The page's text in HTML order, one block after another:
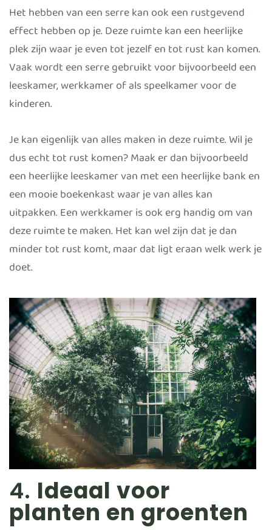
Het hebben van een serre kan ook een rustgevend
effect hebben op je. Deze ruimte kan een heerlijke
plek zijn waar je even tot jezelf en tot rust kan komen.
Vaak wordt een serre gebruikt voor bijvoorbeeld een
leeskamer, werkkamer of als speelkamer voor de
kinderen.
Je kan eigenlijk van alles maken in deze ruimte. Wil je
dus echt tot rust komen? Maak er dan bijvoorbeeld
een heerlijke leeskamer van met een heerlijke bank en
een mooie boekenkast waar je van alles kan
uitpakken. Een werkkamer is ook erg handig om van
deze ruimte te maken. Het kan wel zijn dat je dan
minder tot rust komt, maar dat ligt eraan welk werk je
doet.
4. Ideaal voor
planten en groenten